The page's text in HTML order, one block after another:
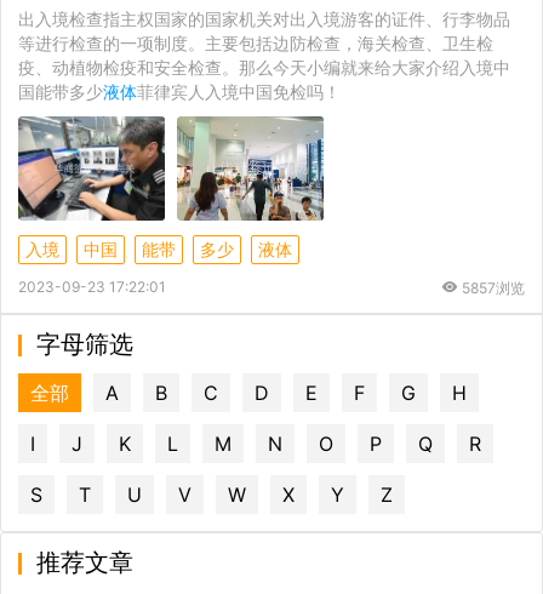
出入境检查指主权国家的国家机关对出入境游客的证件、行李物品
等进行检查的一项制度。主要包括边防检查，海关检查、卫生检
疫、动植物检疫和安全检查。那么今天小编就来给大家介绍入境中
国能带多少液体菲律宾人入境中国免检吗！
入境 中国 能带 多少 液体
2023-09-23 17:22:01 5857浏览
字母筛选
全部 A B C D E F G H
I J K L M N O P Q R
S T U V W X Y Z
推荐文章